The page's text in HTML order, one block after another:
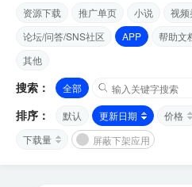
资源下载
推广单页 小说 视频
论坛/问答/SNS社区
APP 帮助文
其他
搜索： 全部
排序： 默认 更新日期 价格
下载量
屏蔽下架应用